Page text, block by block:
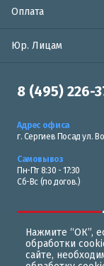
Нажмите “ОК”,
обработки
сайте,
Оплата
Юр. Лицам
8 (495) 226-
Адрес офиса
г. Сергиев Посад ул.
Самовывоз
Пн-Пт 8:30 - 17:30
Сб-Вс (по догов.)